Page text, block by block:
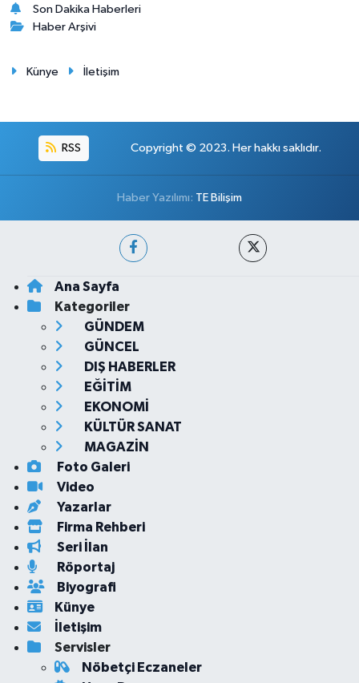
Son Dakika Haberleri
Haber Arşivi
Künye İletişim
RSS Copyright © 2023. Her hakkı saklıdır.
Haber Yazılımı: TE Bilişim
Ana Sayfa
Kategoriler
GÜNDEM
GÜNCEL
DIŞ HABERLER
EĞİTİM
EKONOMİ
KÜLTÜR SANAT
MAGAZİN
Foto Galeri
Video
Yazarlar
Firma Rehberi
Seri İlan
Röportaj
Biyografi
Künye
İletişim
Servisler
Nöbetçi Eczaneler